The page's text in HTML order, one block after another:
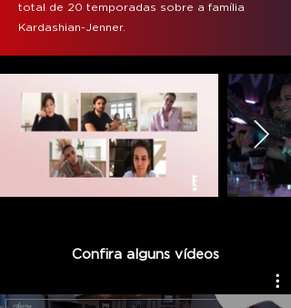
total de 20 temporadas sobre a família
Kardashian-Jenner.
Confira alguns vídeos